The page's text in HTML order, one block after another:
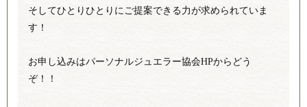
そしてひとりひとりにご提案できる力が求められていま
す！
お申し込みはパーソナルジュエラー協会HPからどう
ぞ！！